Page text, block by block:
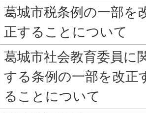
葛城市税条例の一部を
正することについて
葛城市社会教育委員に
する条例の一部を改正
ることについて